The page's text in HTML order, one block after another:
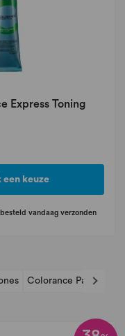
Express Toning
een keuze
vandaag verzonden
Colorance Pastel